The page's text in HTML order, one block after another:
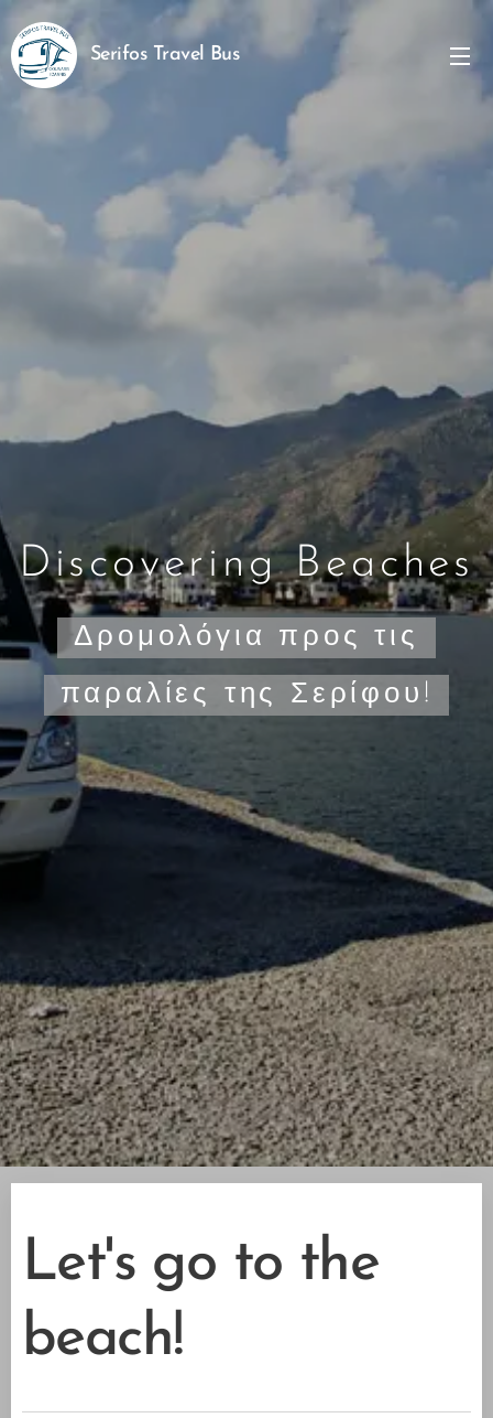
Serifos Travel Bus
Discovering Beaches
Δρομολόγια προς τις
παραλίες της Σερίφου!
Let's go to the
beach!